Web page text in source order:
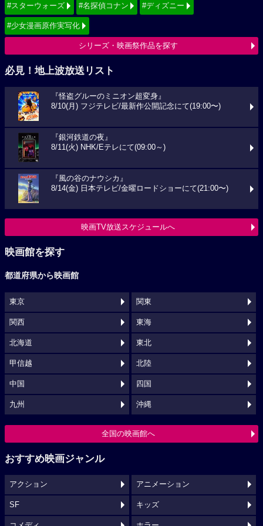
#スターウォーズ #名探偵コナン #ディズニー
#少女漫画原作実写化
シリーズ・映画祭作品を探す
必見！地上波放送リスト
『怪盗グルーのミニオン超変身』
8/10(月) フジテレビ/最新作公開記念にて(19:00〜)
『銀河鉄道の夜』
8/11(火) NHK/Eテレにて(09:00～)
『風の谷のナウシカ』
8/14(金) 日本テレビ/金曜ロードショーにて(21:00〜)
映画TV放送スケジュールへ
映画館を探す
都道府県から映画館
東京 関東
関西 東海
北海道 東北
甲信越 北陸
中国 四国
九州 沖縄
全国の映画館へ
おすすめ映画ジャンル
アクション アニメーション
SF キッズ